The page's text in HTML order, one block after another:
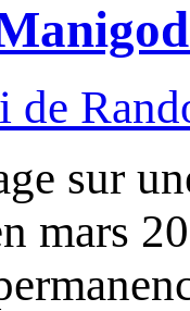
de
sur
mars